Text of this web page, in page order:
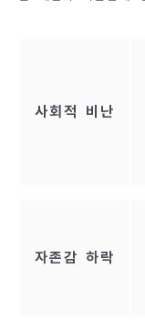
사회적 비난
자존감 하락